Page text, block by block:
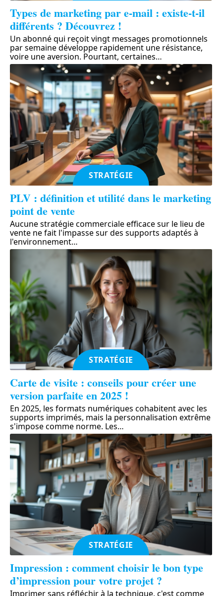
Types de marketing par e-mail : existe-t-il
différents ? Découvrez !
Un abonné qui reçoit vingt messages promotionnels
par semaine développe rapidement une résistance,
voire une aversion. Pourtant, certaines…
STRATÉGIE
PLV : définition et utilité dans le marketing
point de vente
Aucune stratégie commerciale efficace sur le lieu de
vente ne fait l'impasse sur des supports adaptés à
l'environnement…
STRATÉGIE
Carte de visite : conseils pour créer une
version parfaite en 2025 !
En 2025, les formats numériques cohabitent avec les
supports imprimés, mais la personnalisation extrême
s'impose comme norme. Les…
STRATÉGIE
Impression : comment choisir le bon type
d’impression pour votre projet ?
Imprimer sans réfléchir à la technique, c'est comme